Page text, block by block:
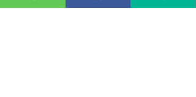
G MART JEWELLERY